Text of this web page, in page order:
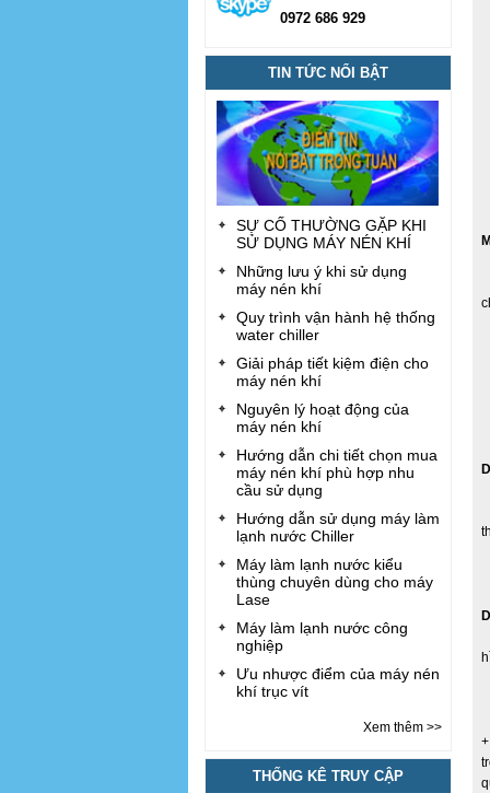
0972 686 929
TIN TỨC NỔI BẬT
SỰ CỐ THƯỜNG GẶP KHI
SỬ DỤNG MÁY NÉN KHÍ
Những lưu ý khi sử dụng
máy nén khí
Quy trình vận hành hệ thống
water chiller
Giải pháp tiết kiệm điện cho
máy nén khí
Nguyên lý hoạt động của
máy nén khí
Hướng dẫn chi tiết chọn mua
máy nén khí phù hợp nhu
cầu sử dụng
Hướng dẫn sử dụng máy làm
lạnh nước Chiller
Máy làm lạnh nước kiểu
thùng chuyên dùng cho máy
Lase
Máy làm lạnh nước công
nghiệp
Ưu nhược điểm của máy nén
khí trục vít
Xem thêm >>
THỐNG KÊ TRUY CẬP
+